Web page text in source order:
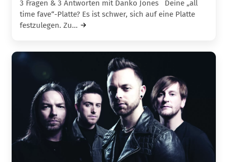
3 Fragen & 3 Antworten mit Danko Jones Deine „all
time fave“-Platte? Es ist schwer, sich auf eine Platte
festzu­legen. Zu…